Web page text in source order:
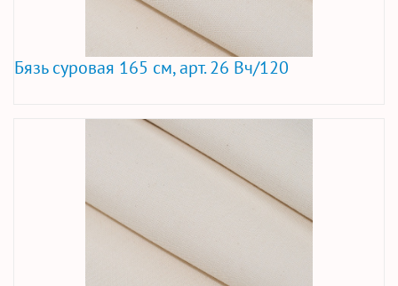
Бязь суровая 165 см, арт. 26 Вч/120